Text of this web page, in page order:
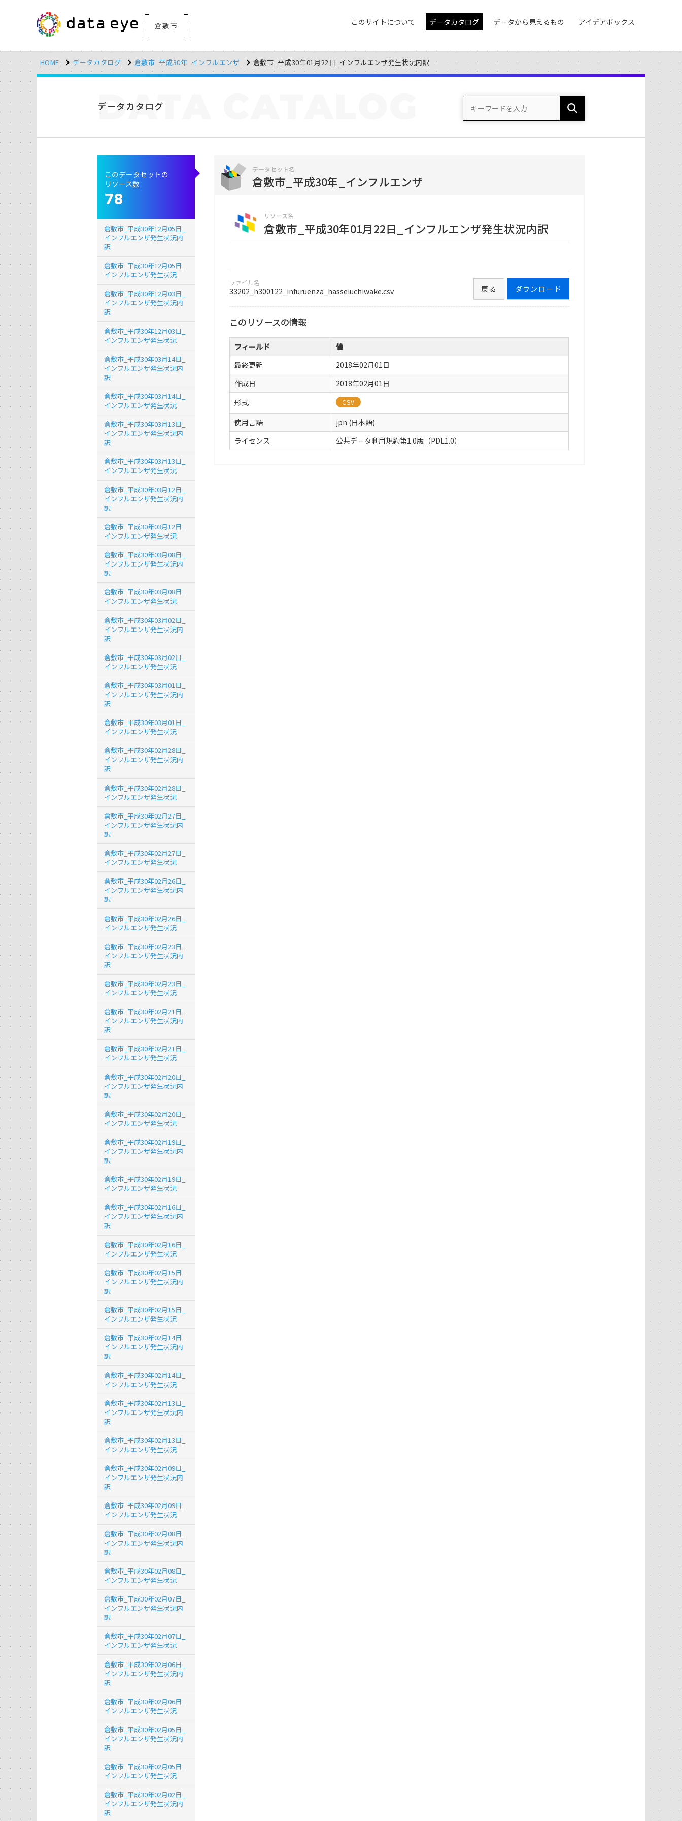
倉敷市 このサイトについて データカタログ データから見えるもの アイデアボックス
HOME データカタログ 倉敷市_平成30年_インフルエンザ 倉敷市_平成30年01月22日_インフルエンザ発生状況内訳
データカタログ
DATA
データセット名
倉敷市_平成30年_インフルエンザ
リソース名
倉敷市_平成30年01月22日_インフルエンザ発生状況内訳
ファイル名
33202_h300122_infuruenza_hasseiuchiwake.csv ダウンロード
戻る
このリソースの情報
フィールド
値
最終更新
2018年02月01日
作成日
2018年02月01日
形式
CSV
使用言語
jpn (日本語)
ライセンス
公共データ利用規約第1.0版（PDL1.0）
このデータセットの
リソース数
78
倉敷市_平成30年12月05日_
インフルエンザ発生状況内
訳
倉敷市_平成30年12月05日_
インフルエンザ発生状況
倉敷市_平成30年12月03日_
インフルエンザ発生状況内
訳
倉敷市_平成30年12月03日_
インフルエンザ発生状況
倉敷市_平成30年03月14日_
インフルエンザ発生状況内
訳
倉敷市_平成30年03月14日_
インフルエンザ発生状況
倉敷市_平成30年03月13日_
インフルエンザ発生状況内
訳
倉敷市_平成30年03月13日_
インフルエンザ発生状況
倉敷市_平成30年03月12日_
インフルエンザ発生状況内
訳
倉敷市_平成30年03月12日_
インフルエンザ発生状況
倉敷市_平成30年03月08日_
インフルエンザ発生状況内
訳
倉敷市_平成30年03月08日_
インフルエンザ発生状況
倉敷市_平成30年03月02日_
インフルエンザ発生状況内
訳
倉敷市_平成30年03月02日_
インフルエンザ発生状況
倉敷市_平成30年03月01日_
インフルエンザ発生状況内
訳
倉敷市_平成30年03月01日_
インフルエンザ発生状況
倉敷市_平成30年02月28日_
インフルエンザ発生状況内
訳
倉敷市_平成30年02月28日_
インフルエンザ発生状況
倉敷市_平成30年02月27日_
インフルエンザ発生状況内
訳
倉敷市_平成30年02月27日_
インフルエンザ発生状況
倉敷市_平成30年02月26日_
インフルエンザ発生状況内
訳
倉敷市_平成30年02月26日_
インフルエンザ発生状況
倉敷市_平成30年02月23日_
インフルエンザ発生状況内
訳
倉敷市_平成30年02月23日_
インフルエンザ発生状況
倉敷市_平成30年02月21日_
インフルエンザ発生状況内
訳
倉敷市_平成30年02月21日_
インフルエンザ発生状況
倉敷市_平成30年02月20日_
インフルエンザ発生状況内
訳
倉敷市_平成30年02月20日_
インフルエンザ発生状況
倉敷市_平成30年02月19日_
インフルエンザ発生状況内
訳
倉敷市_平成30年02月19日_
インフルエンザ発生状況
倉敷市_平成30年02月16日_
インフルエンザ発生状況内
訳
倉敷市_平成30年02月16日_
インフルエンザ発生状況
倉敷市_平成30年02月15日_
インフルエンザ発生状況内
訳
倉敷市_平成30年02月15日_
インフルエンザ発生状況
倉敷市_平成30年02月14日_
インフルエンザ発生状況内
訳
倉敷市_平成30年02月14日_
インフルエンザ発生状況
倉敷市_平成30年02月13日_
インフルエンザ発生状況内
訳
倉敷市_平成30年02月13日_
インフルエンザ発生状況
倉敷市_平成30年02月09日_
インフルエンザ発生状況内
訳
倉敷市_平成30年02月09日_
インフルエンザ発生状況
倉敷市_平成30年02月08日_
インフルエンザ発生状況内
訳
倉敷市_平成30年02月08日_
インフルエンザ発生状況
倉敷市_平成30年02月07日_
インフルエンザ発生状況内
訳
倉敷市_平成30年02月07日_
インフルエンザ発生状況
倉敷市_平成30年02月06日_
インフルエンザ発生状況内
訳
倉敷市_平成30年02月06日_
インフルエンザ発生状況
倉敷市_平成30年02月05日_
インフルエンザ発生状況内
訳
倉敷市_平成30年02月05日_
インフルエンザ発生状況
倉敷市_平成30年02月02日_
インフルエンザ発生状況内
訳